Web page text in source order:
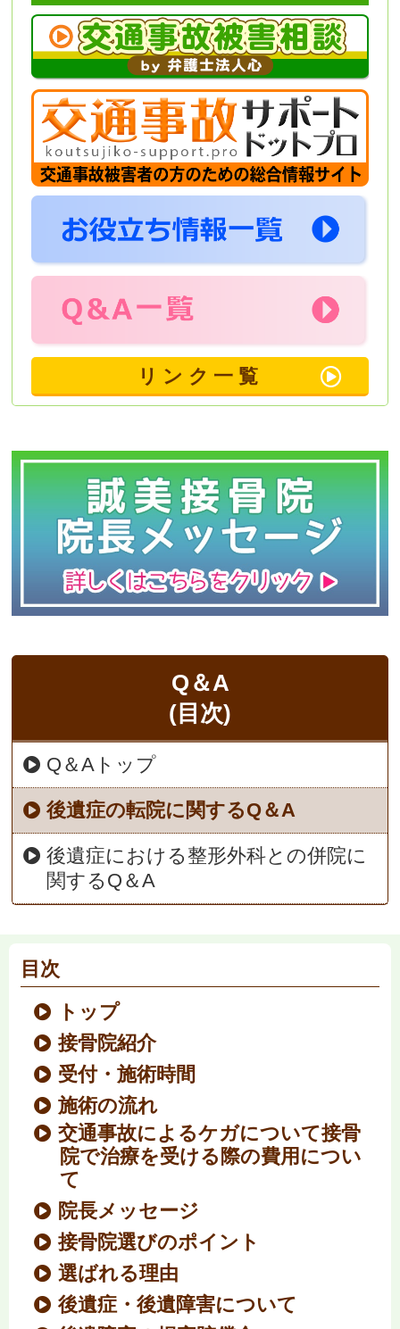
Q＆A
(目次)
Q＆Aトップ
後遺症の転院に関するQ＆A
後遺症における整形外科との併院に
関するQ＆A
リンク一覧
目次
トップ
接骨院紹介
受付・施術時間
施術の流れ
交通事故によるケガについて接骨
院で治療を受ける際の費用につい
て
院長メッセージ
接骨院選びのポイント
選ばれる理由
後遺症・後遺障害について